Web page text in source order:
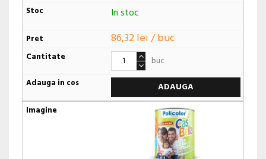
In stoc
86,32 lei / buc
buc
ADAUGA